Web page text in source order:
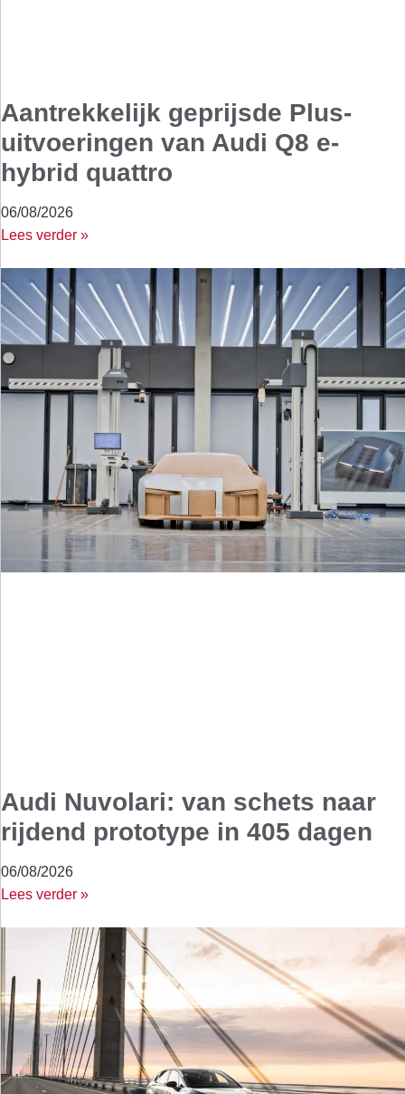
Aantrekkelijk geprijsde Plus-
uitvoeringen van Audi Q8 e-
hybrid quattro
06/08/2026
Lees verder »
Audi Nuvolari: van schets naar
rijdend prototype in 405 dagen
06/08/2026
Lees verder »